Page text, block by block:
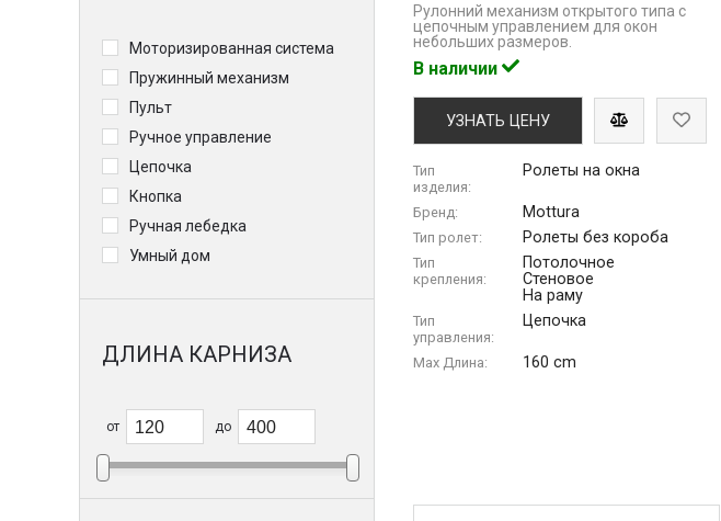
Рулонний механизм открытого типа с
цепочным управлением для окон
небольших размеров.
В наличии
УЗНАТЬ ЦЕНУ
Тип
изделия:
Ролеты на окна
Бренд: Mottura
Тип ролет: Ролеты без короба
Тип
крепления:
Потолочное
Стеновое
На раму
Тип
управления:
Цепочка
Max Длина: 160 cm
Моторизированная система
Пружинный механизм
Пульт
Ручное управление
Цепочка
Кнопка
Ручная лебедка
Умный дом
ДЛИНА КАРНИЗА
от до